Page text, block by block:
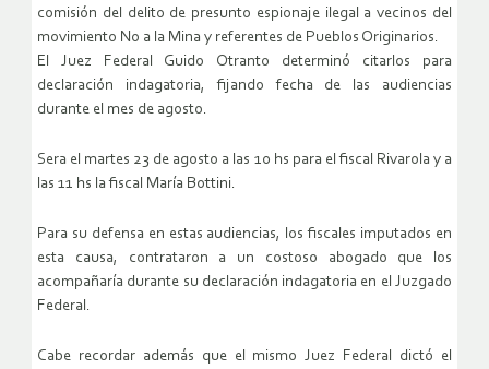
comisión del delito de presunto espionaje ilegal a vecinos del
movimiento No a la Mina y referentes de Pueblos Originarios.
El Juez Federal Guido Otranto determinó citarlos para
declaración indagatoria, fijando fecha de las audiencias
durante el mes de agosto.
Sera el martes 23 de agosto a las 10 hs para el fiscal Rivarola y a
las 11 hs la fiscal María Bottini.
Para su defensa en estas audiencias, los fiscales imputados en
esta causa, contrataron a un costoso abogado que los
acompañaría durante su declaración indagatoria en el Juzgado
Federal.
Cabe recordar además que el mismo Juez Federal dictó el